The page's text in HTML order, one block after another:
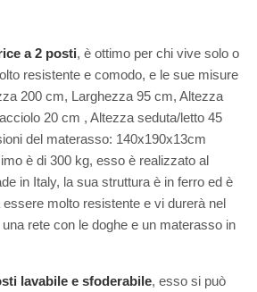
a 2 posti, è ottimo per chi vive solo o
resistente e comodo, e le sue misure
200 cm, Larghezza 95 cm, Altezza
20 cm , Altezza seduta/letto 45
del materasso: 140x190x13cm
è di 300 kg, esso è realizzato al
in Italy, la sua struttura è in ferro ed è
molto resistente e vi durerà nel
rete con le doghe e un materasso in
lavabile e sfoderabile, esso si può